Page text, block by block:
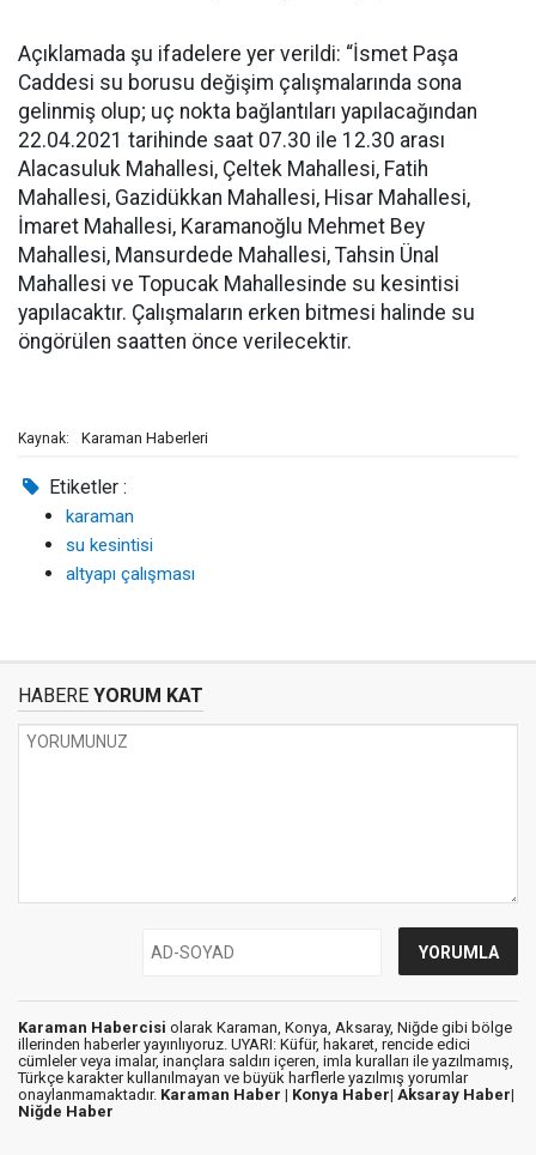
Açıklamada şu ifadelere yer verildi: “İsmet Paşa
Caddesi su borusu değişim çalışmalarında sona
gelinmiş olup; uç nokta bağlantıları yapılacağından
22.04.2021 tarihinde saat 07.30 ile 12.30 arası
Alacasuluk Mahallesi, Çeltek Mahallesi, Fatih
Mahallesi, Gazidükkan Mahallesi, Hisar Mahallesi,
İmaret Mahallesi, Karamanoğlu Mehmet Bey
Mahallesi, Mansurdede Mahallesi, Tahsin Ünal
Mahallesi ve Topucak Mahallesinde su kesintisi
yapılacaktır. Çalışmaların erken bitmesi halinde su
öngörülen saatten önce verilecektir.
Kaynak: Karaman Haberleri
Etiketler :
karaman
su kesintisi
altyapı çalışması
HABERE YORUM KAT
Karaman Habercisi olarak Karaman, Konya, Aksaray, Niğde gibi bölge
illerinden haberler yayınlıyoruz. UYARI: Küfür, hakaret, rencide edici
cümleler veya imalar, inançlara saldırı içeren, imla kuralları ile yazılmamış,
Türkçe karakter kullanılmayan ve büyük harflerle yazılmış yorumlar
onaylanmamaktadır. Karaman Haber | Konya Haber| Aksaray Haber|
Niğde Haber